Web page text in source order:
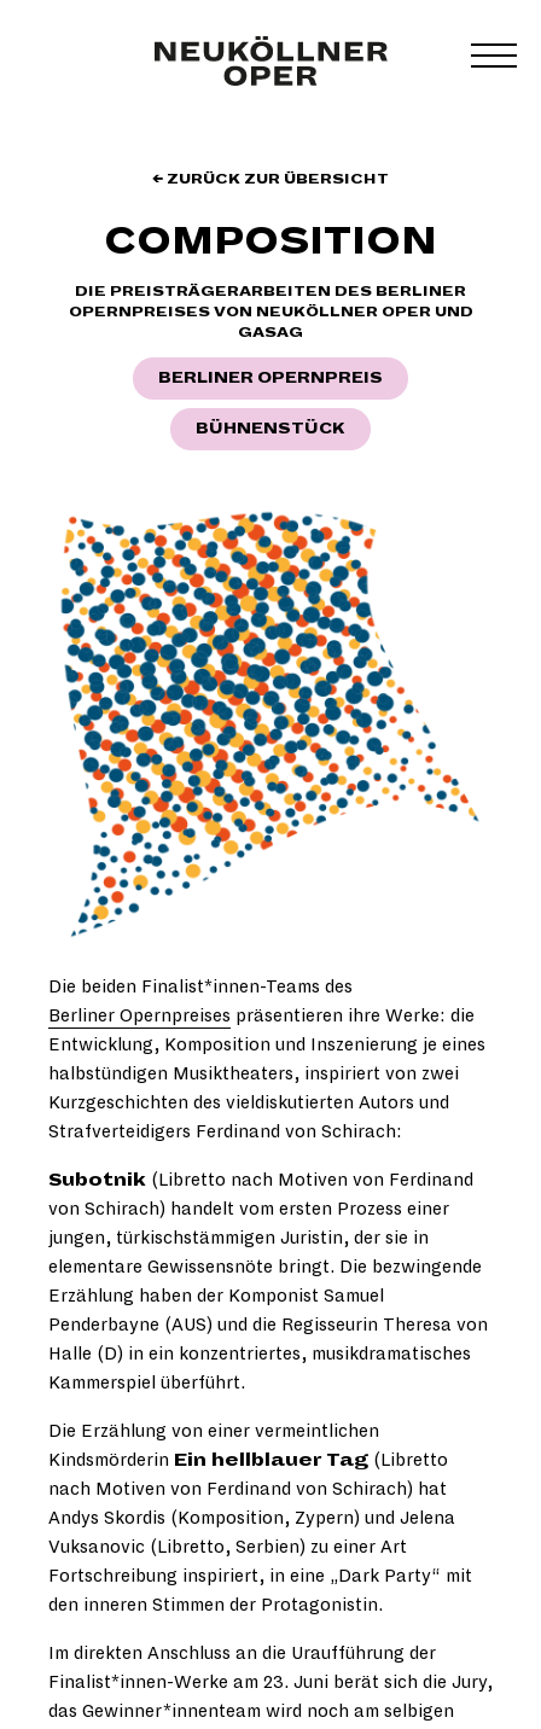
← ZURÜCK ZUR ÜBERSICHT
COMPOSITION
DIE PREISTRÄGERARBEITEN DES BERLINER
OPERNPREISES VON NEUKÖLLNER OPER UND
GASAG
BERLINER OPERNPREIS
BÜHNENSTÜCK
Die beiden Finalist*innen-Teams des
Berliner Opernpreises präsentieren ihre Werke: die
Entwicklung, Komposition und Inszenierung je eines
halbstündigen Musiktheaters, inspiriert von zwei
Kurzgeschichten des vieldiskutierten Autors und
Strafverteidigers Ferdinand von Schirach:
Subotnik (Libretto nach Motiven von Ferdinand
von Schirach) handelt vom ersten Prozess einer
jungen, türkischstämmigen Juristin, der sie in
elementare Gewissensnöte bringt. Die bezwingende
Erzählung haben der Komponist Samuel
Penderbayne (AUS) und die Regisseurin Theresa von
Halle (D) in ein konzentriertes, musikdramatisches
Kammerspiel überführt.
Die Erzählung von einer vermeintlichen
Kindsmörderin Ein hellblauer Tag (Libretto
nach Motiven von Ferdinand von Schirach) hat
Andys Skordis (Komposition, Zypern) und Jelena
Vuksanovic (Libretto, Serbien) zu einer Art
Fortschreibung inspiriert, in eine „Dark Party“ mit
den inneren Stimmen der Protagonistin.
Im direkten Anschluss an die Uraufführung der
Finalist*innen-Werke am 23. Juni berät sich die Jury,
das Gewinner*innenteam wird noch am selbigen